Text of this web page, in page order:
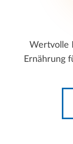
Wertvolle
Ernährung